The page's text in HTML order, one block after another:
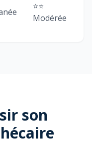
⭐⭐
Modérée
son